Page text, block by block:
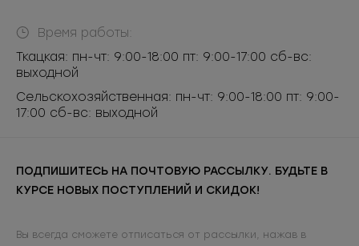
Время работы:
Ткацкая: пн-чт: 9:00-18:00 пт: 9:00-17:00 сб-вс:
выходной
Сельскохозяйственная: пн-чт: 9:00-18:00 пт: 9:00-
17:00 сб-вс: выходной
ПОДПИШИТЕСЬ НА ПОЧТОВУЮ РАССЫЛКУ. БУДЬТЕ В
КУРСЕ НОВЫХ ПОСТУПЛЕНИЙ И СКИДОК!
Вы всегда сможете отписаться от рассылки, нажав в